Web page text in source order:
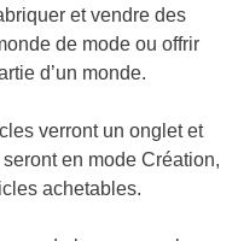
et vendre des
de mode ou offrir
d’un monde.
verront un onglet et
en mode Création,
achetables.